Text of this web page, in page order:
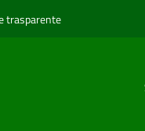
trasparente